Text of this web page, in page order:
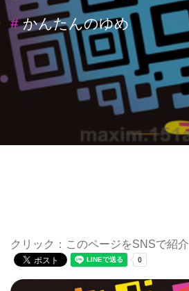
#かんたんのゆめ
クリック：このページをSNSで紹介